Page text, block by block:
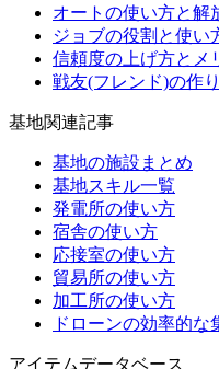
オートの使い方と解
ジョブの役割と使い
信頼度の上げ方とメ
戦友(フレンド)の作
基地関連記事
基地の施設まとめ
基地スキル一覧
発電所の使い方
宿舎の使い方
応接室の使い方
貿易所の使い方
加工所の使い方
ドローンの効率的な
アイテムデータベース